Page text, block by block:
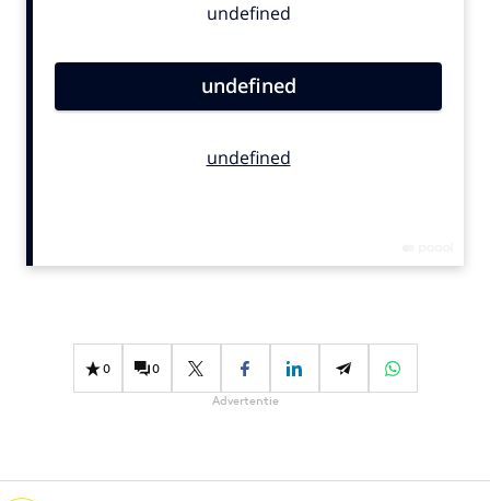
Contentmarketing
Effectiviteit
Gedragsverandering
Martech
0 0
Advertentie